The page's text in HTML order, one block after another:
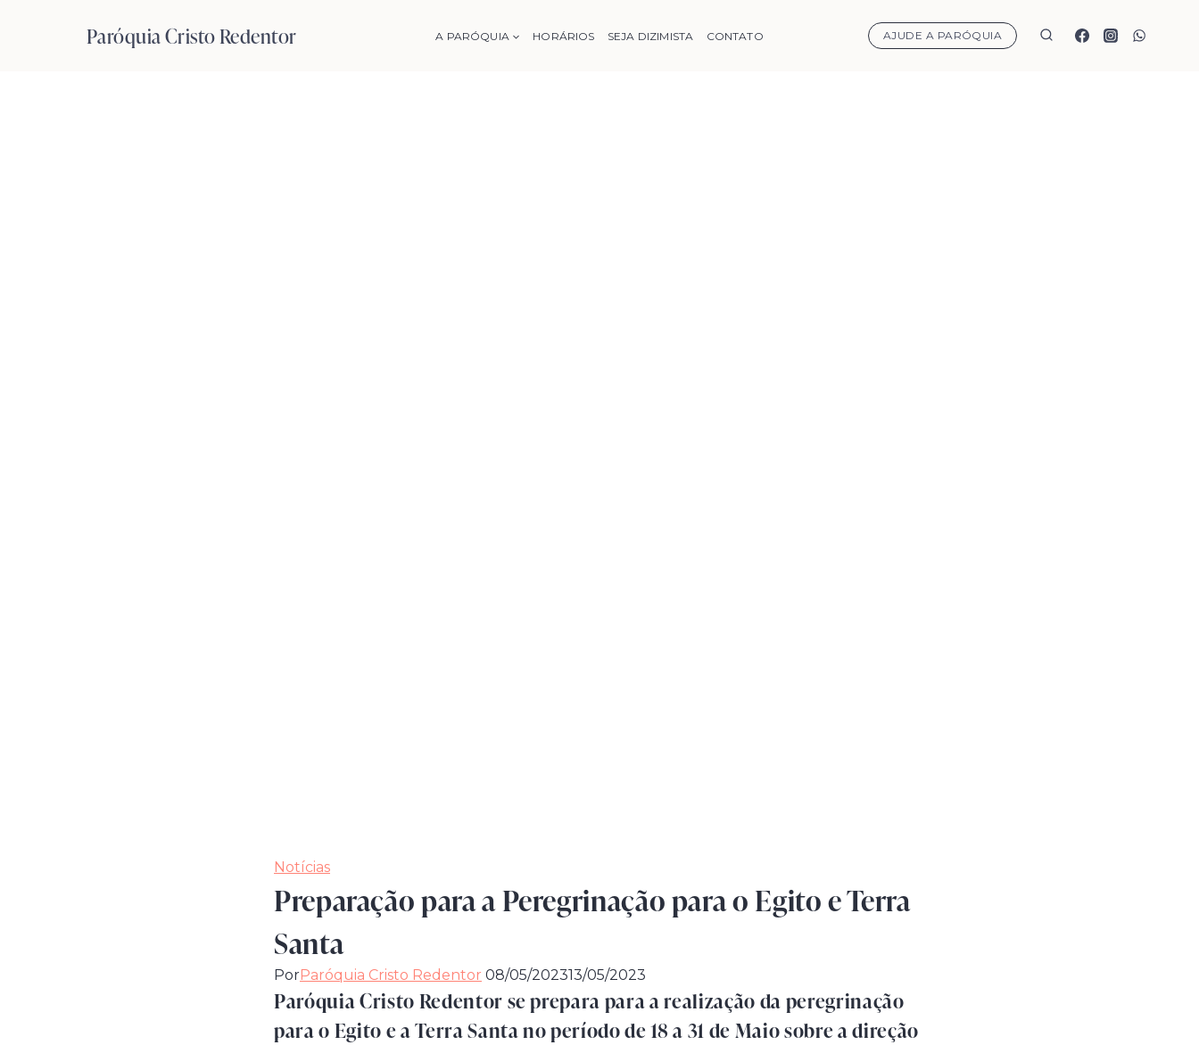
Paróquia Cristo Redentor A PARÓQUIA HORÁRIOS SEJA DIZIMISTA CONTATO AJUDE A PARÓQUIA
Notícias
Preparação para a Peregrinação para o Egito e Terra
Santa
PorParóquia Cristo Redentor 08/05/202313/05/2023
Paróquia Cristo Redentor se prepara para a realização da peregrinação
para o Egito e a Terra Santa no período de 18 a 31 de Maio sobre a direção